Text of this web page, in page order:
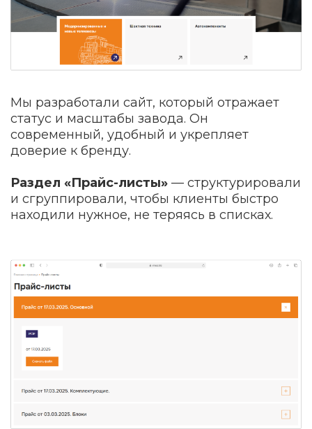
Мы разработали сайт, который отражает
статус и масштабы завода. Он
современный, удобный и укрепляет
доверие к бренду.
Раздел «Прайс-листы» — структурировали
и сгруппировали, чтобы клиенты быстро
находили нужное, не теряясь в списках.